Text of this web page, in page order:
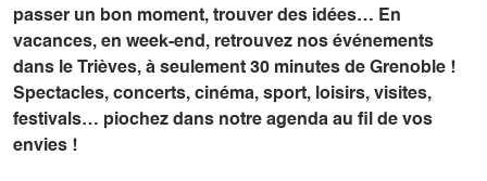
passer un bon moment, trouver des idées… En
vacances, en week-end, retrouvez nos événements
dans le Trièves, à seulement 30 minutes de Grenoble !
Spectacles, concerts, cinéma, sport, loisirs, visites,
festivals… piochez dans notre agenda au fil de vos
envies !